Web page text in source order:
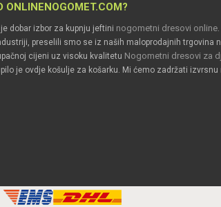
ONLINENOGOMET.COM?
je dobar izbor za kupnju jeftini nogometni dresovi online
preselili smo se iz naših maloprodajnih trgovina
cijeni uz visoku kvalitetu Nogometni dresovi za
je ovdje košulje za košarku. Mi ćemo zadržati